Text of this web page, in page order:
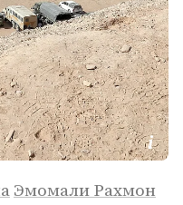
Эмомали Рахмон